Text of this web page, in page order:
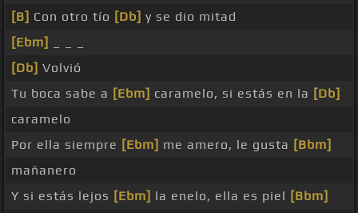
[B] Con otro tío [Db] y se dio mitad
[Ebm]
[Db] Volvió
Tu boca sabe a [Ebm] caramelo, si estás en la [Db]
caramelo
Por ella siempre [Ebm] me amero, le gusta [Bbm]
mañanero
Y si estás lejos [Ebm] la enelo, ella es piel [Bbm]